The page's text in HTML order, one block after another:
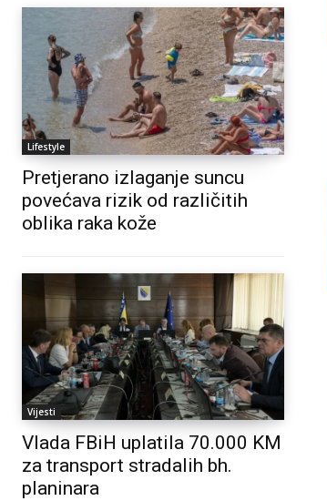
Lifestyle
Pretjerano izlaganje suncu
povećava rizik od različitih
oblika raka kože
Vijesti
Vlada FBiH uplatila 70.000 KM
za transport stradalih bh.
planinara